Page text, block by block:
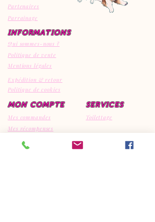
Partenaires
Parrainage
INFORMATIONS
Qui sommes-nous ?
Politique de vente
Mentions légales
Expédition & retour
Politique de cookies
MON COMPTE SERVICES
Mes commandes
Toilettage
Mes récompenses
Mes avis